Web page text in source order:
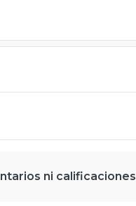
ni calificaciones